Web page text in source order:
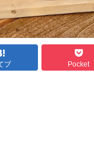
ブ Pocket